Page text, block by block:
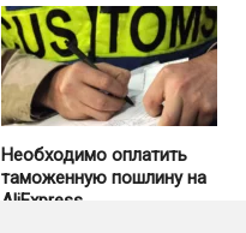
Необходимо оплатить
таможенную пошлину на
AliExpress